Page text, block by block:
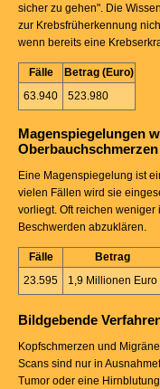
sicher zu gehen". Die
zur Krebsfrüherkennung
wenn bereits eine
Fälle
Betrag (Euro)
63.940
523.980
Magenspiegelungen
Oberbauchschmerzen
Eine Magenspiegelung ist
vielen Fällen wird sie
vorliegt. Oft reichen
Beschwerden abzuklären.
Fälle
Betrag
23.595
1,9 Millionen Euro
Bildgebende
Kopfschmerzen und
Scans sind nur in
Tumor oder eine